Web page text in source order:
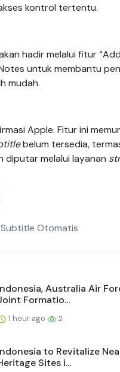
kontrol tertentu.
hadir melalui fitur
untuk membantu
mudah.
Apple. Fitur ini
belum tersedia,
diputar melalui layanan
Subtitle Otomatis
Australia Air
Formatio...
1 hour ago 2
to Revitalize
Sites i...